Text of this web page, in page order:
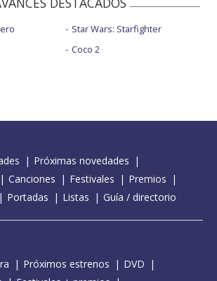
Star Wars: Starfighter
Coco 2
Próximas novedades
Canciones Festivales
Premios
Portadas Listas Guía / directorio
Próximos estrenos
DVD